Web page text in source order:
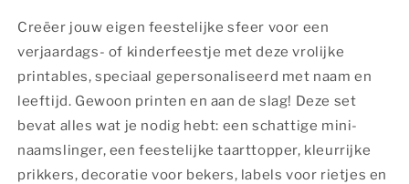
Gepersonaliseerd
|
Printable
Gepersonaliseerd
|
Printable
Creëer jouw eigen feestelijke sfeer voor een
verjaardags- of kinderfeestje met deze vrolijke
printables, speciaal gepersonaliseerd met naam en
leeftijd. Gewoon printen en aan de slag! Deze set
bevat alles wat je nodig hebt: een schattige mini-
naamslinger, een feestelijke taarttopper, kleurrijke
prikkers, decoratie voor bekers, labels voor rietjes en